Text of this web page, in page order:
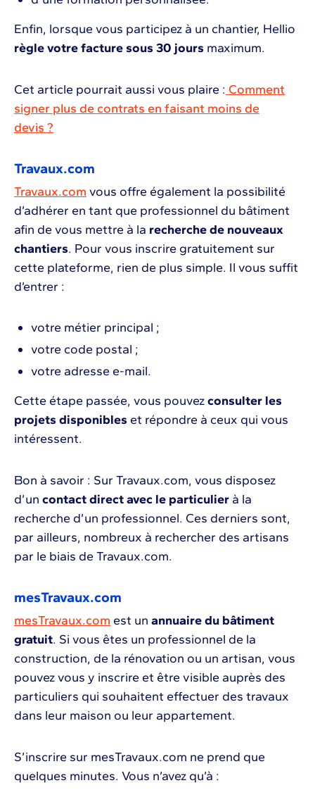
Enfin, lorsque vous participez à un chantier, Hellio
règle votre facture sous 30 jours maximum.
Cet article pourrait aussi vous plaire : Comment
signer plus de contrats en faisant moins de
devis ?
Travaux.com
Travaux.com vous offre également la possibilité
d’adhérer en tant que professionnel du bâtiment
afin de vous mettre à la recherche de nouveaux
chantiers. Pour vous inscrire gratuitement sur
cette plateforme, rien de plus simple. Il vous suffit
d’entrer :
votre métier principal ;
votre code postal ;
votre adresse e-mail.
Cette étape passée, vous pouvezconsulter les
projets disponibles et répondre à ceux qui vous
intéressent.
Bon à savoir : Sur Travaux.com, vous disposez
d’un contact direct avec le particulier à la
recherche d’un professionnel. Ces derniers sont,
par ailleurs, nombreux à rechercher des artisans
par le biais de Travaux.com.
mesTravaux.com
mesTravaux.com est un annuaire du bâtiment
gratuit. Si vous êtes un professionnel de la
construction, de la rénovation ou un artisan, vous
pouvez vous y inscrire et être visible auprès des
particuliers qui souhaitent effectuer des travaux
dans leur maison ou leur appartement.
S’inscrire sur mesTravaux.com ne prend que
quelques minutes. Vous n’avez qu’à :